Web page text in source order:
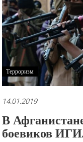
рекламные
ролики
и
презентации.
Терроризм
14.01.2019
В
боевиков